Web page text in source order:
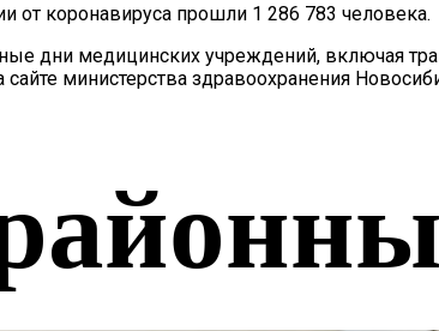
от коронавируса прошли 1 286 783 человека.
дни медицинских учреждений, включая
министерства здравоохранения